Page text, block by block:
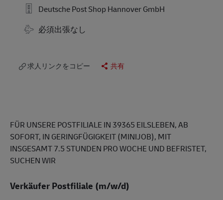
Deutsche Post Shop Hannover GmbH
Travel Required
必須出張なし
求人リンクをコピー 共有
FÜR UNSERE POSTFILIALE IN 39365 EILSLEBEN, AB
SOFORT, IN GERINGFÜGIGKEIT (MINIJOB), MIT
INSGESAMT 7.5 STUNDEN PRO WOCHE UND BEFRISTET,
SUCHEN WIR
Verkäufer Postfiliale (m/w/d)